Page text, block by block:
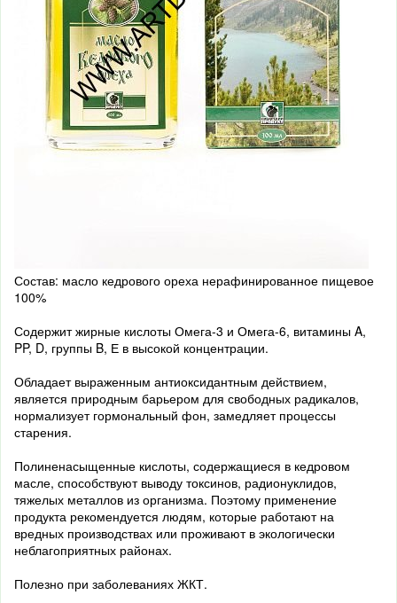
Состав: масло кедрового ореха нерафинированное пищевое
100%
Содержит жирные кислоты Омега-3 и Омега-6, витамины A,
PP, D, группы B, Е в высокой концентрации.
Обладает выраженным антиоксидантным действием,
является природным барьером для свободных радикалов,
нормализует гормональный фон, замедляет процессы
старения.
Полиненасыщенные кислоты, содержащиеся в кедровом
масле, способствуют выводу токсинов, радионуклидов,
тяжелых металлов из организма. Поэтому применение
продукта рекомендуется людям, которые работают на
вредных производствах или проживают в экологически
неблагоприятных районах.
Полезно при заболеваниях ЖКТ.